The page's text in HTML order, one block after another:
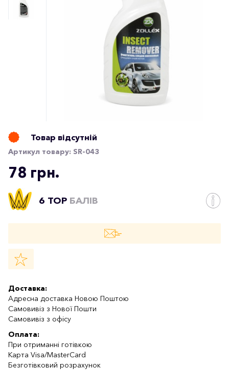
Товар відсутній
Артикул товару: SR-043
78 грн.
6 TOP БАЛІВ
Доставка:
Адресна доставка Новою Поштою
Самовивіз з Нової Пошти
Самовивіз з офісу
Оплата:
При отриманні готівкою
Карта Visa/MasterCard
Безготівковий розрахунок